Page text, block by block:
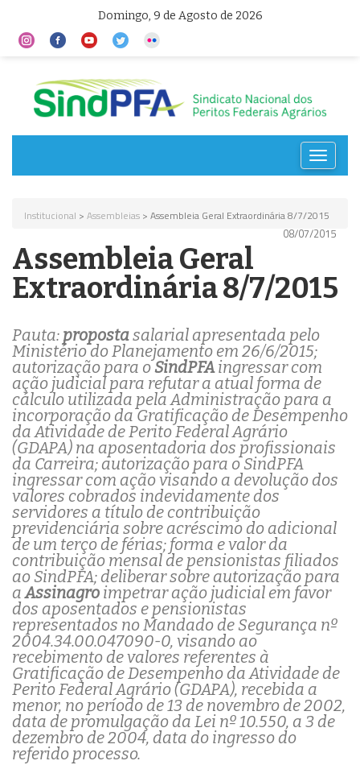
Domingo, 9 de Agosto de 2026
Toggle
Institucional > Assembleias > Assembleia Geral Extraordinária 8/7/2015
08/07/2015
Assembleia Geral
Extraordinária 8/7/2015
Pauta: propostasalarial apresentada pelo
Ministério do Planejamento em 26/6/2015;
autorização para oSindPFAingressar com
ação judicial para refutar a atual forma de
cálculo utilizada pela Administração para a
incorporação da Gratificação de Desempenho
da Atividade de Perito Federal Agrário
(GDAPA) na aposentadoria dos profissionais
da Carreira; autorização para o SindPFA
ingressar com ação visando a devolução dos
valores cobrados indevidamente dos
servidores a título de contribuição
previdenciária sobre acréscimo do adicional
de um terço de férias; forma e valor da
contribuição mensal de pensionistas filiados
ao SindPFA; deliberar sobre autorização para
aAssinagro impetrar ação judicial em favor
dos aposentados e pensionistas
representados no Mandado de Segurança nº
2004.34.00.047090-0, visando ao
recebimento de valores referentes à
Gratificação de Desempenho da Atividade de
Perito Federal Agrário (GDAPA), recebida a
menor, no período de 13 de novembro de 2002,
data de promulgação da Lei nº 10.550, a 3 de
dezembro de 2004, data do ingresso do
referido processo.